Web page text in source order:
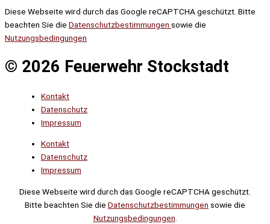
Diese Webseite wird durch das Google reCAPTCHA geschützt. Bitte
beachten Sie die Datenschutzbestimmungen sowie die
Nutzungsbedingungen
© 2026 Feuerwehr Stockstadt
Kontakt
Datenschutz
Impressum
Kontakt
Datenschutz
Impressum
Diese Webseite wird durch das Google reCAPTCHA geschützt.
Bitte beachten Sie die Datenschutzbestimmungen sowie die
Nutzungsbedingungen